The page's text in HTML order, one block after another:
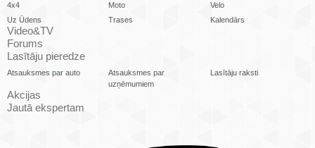
4x4
Moto
Velo
Uz Ūdens
Trases Kalendārs
Video&TV
Forums
Lasītāju pieredze
Atsauksmes par auto
Atsauksmes par
uzņēmumiem
Lasītāju raksti
Akcijas
Jautā ekspertam